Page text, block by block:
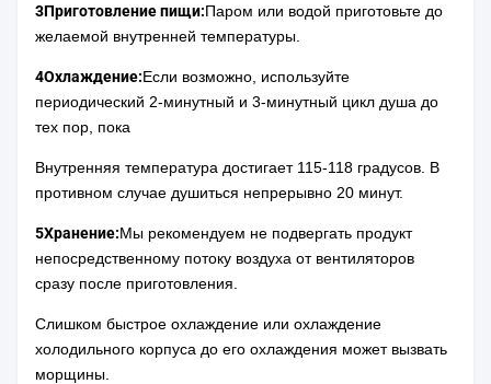
3Приготовление пищи:Паром или водой приготовьте до
желаемой внутренней температуры.
4Охлаждение:Если возможно, используйте
периодический 2-минутный и 3-минутный цикл душа до
тех пор, пока
Внутренняя температура достигает 115-118 градусов. В
противном случае душиться непрерывно 20 минут.
5Хранение:Мы рекомендуем не подвергать продукт
непосредственному потоку воздуха от вентиляторов
сразу после приготовления.
Слишком быстрое охлаждение или охлаждение
холодильного корпуса до его охлаждения может вызвать
морщины.